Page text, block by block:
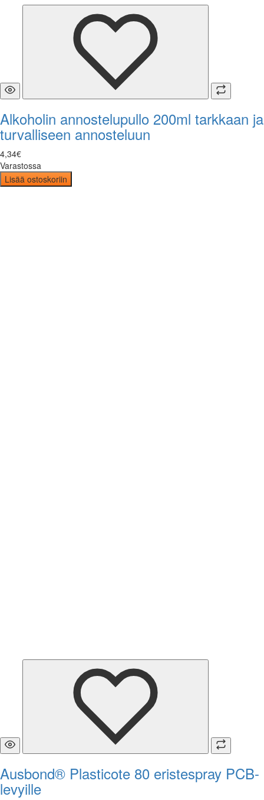
Alkoholin annostelupullo 200ml tarkkaan ja
turvalliseen annosteluun
4,34€
Varastossa
Lisää ostoskoriin
Ausbond® Plasticote 80 eristespray PCB-
levyille